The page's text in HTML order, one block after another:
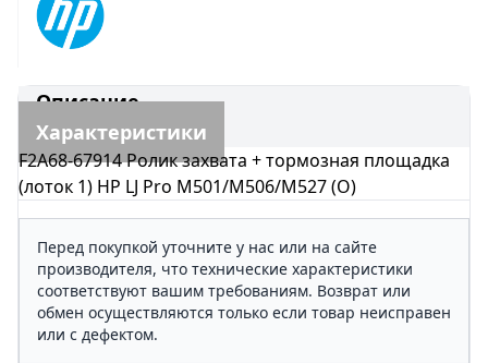
Описание
Характеристики
F2A68-67914 Ролик захвата + тормозная площадка
(лоток 1) HP LJ Pro M501/M506/M527 (O)
Перед покупкой уточните у нас или на сайте
производителя, что технические характеристики
соответствуют вашим требованиям. Возврат или
обмен осуществляются только если товар неисправен
или с дефектом.